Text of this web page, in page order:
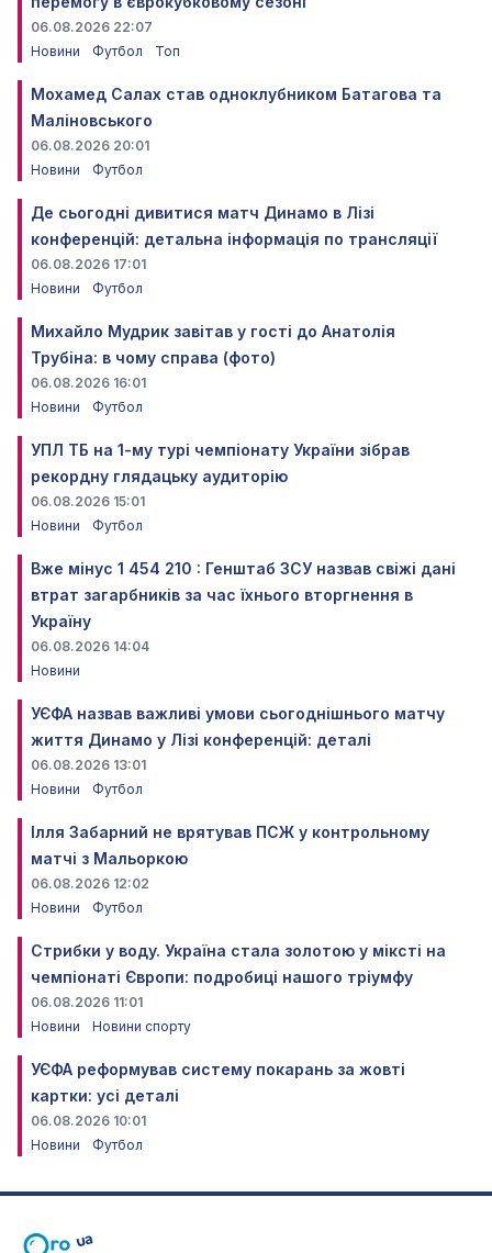
06.08.2026 22:07
Новини
Футбол Топ
Мохамед Салах став одноклубником Батагова та
Маліновського
06.08.2026 20:01
Новини
Футбол
Де сьогодні дивитися матч Динамо в Лізі
конференцій: детальна інформація по трансляції
06.08.2026 17:01
Новини
Футбол
Михайло Мудрик завітав у гості до Анатолія
Трубіна: в чому справа (фото)
06.08.2026 16:01
Новини
Футбол
УПЛ ТБ на 1-му турі чемпіонату України зібрав
рекордну глядацьку аудиторію
06.08.2026 15:01
Новини
Футбол
Вже мінус 1 454 210 : Генштаб ЗСУ назвав свіжі дані
втрат загарбників за час їхнього вторгнення в
Україну
06.08.2026 14:04
Новини
УЄФА назвав важливі умови сьогоднішнього матчу
життя Динамо у Лізі конференцій: деталі
06.08.2026 13:01
Новини
Футбол
Ілля Забарний не врятував ПСЖ у контрольному
матчі з Мальоркою
06.08.2026 12:02
Новини
Футбол
Стрибки у воду. Україна стала золотою у міксті на
чемпіонаті Європи: подробиці нашого тріумфу
06.08.2026 11:01
Новини
Новини спорту
УЄФА реформував систему покарань за жовті
картки: усі деталі
06.08.2026 10:01
Новини
Футбол